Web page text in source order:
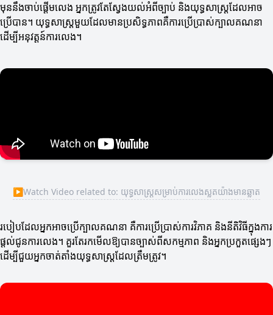
មុននឹងចាប់ផ្ដើមលេង អ្នកត្រូវតែស្វែងយល់អំពីច្បាប់ និងយុទ្ធសាស្ត្រដែលអាច
ប្រើបាន។ យុទ្ធសាស្ត្រមួយដែលមានប្រសិទ្ធភាពគឺការប្រើប្រាស់ក្បាលគណនា
ដើម្បីអនុវត្តន៍ការលេង។
▶Watch Video related to: យុទ្ធសាស្ត្រសម្រាប់ការលេងស្លតយ៉ាងមានឆ្លាត
របៀបដែលអ្នកអាចប្រើក្បាលគណនា គឺការប្រើប្រាស់ការវិភាគ និងនីតិវិធីក្នុងការ
ផ្តល់ជូនការលេង។ គួរតែរកមើលឱ្យបានច្បាស់ពីសកម្មភាព និងអ្នកប្រកួតផ្សេងៗ
ដើម្បីជួយអ្នកចាត់តាំងយុទ្ធសាស្ត្រដែលត្រឹមត្រូវ។